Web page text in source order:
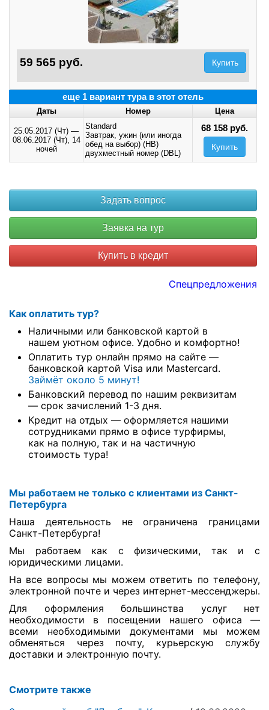
59 565 руб. Купить
еще 1 вариант тура в этот отель
Даты Номер Цена
25.05.2017 (Чт) —
08.06.2017 (Чт), 14
ночей
Standard
Завтрак, ужин (или иногда
обед на выбор) (HB)
двухместный номер (DBL)
68 158 руб.
Купить
Купить в кредит
Спецпредложения
Как оплатить тур?
Наличными или банковской картой в
нашем уютном офисе. Удобно и комфортно!
Оплатить тур онлайн прямо на сайте —
банковской картой Visa или Mastercard.
Займёт около 5 минут!
Банковский перевод по нашим реквизитам
— срок зачислений 1-3 дня.
Кредит на отдых — оформляется нашими
сотрудниками прямо в офисе турфирмы,
как на полную, так и на частичную
стоимость тура!
Мы работаем не только с клиентами из Санкт-
Петербурга
Наша деятельность не ограничена границами
Санкт-Петербурга!
Мы работаем как с физическими, так и с
юридическими лицами.
На все вопросы мы можем ответить по телефону,
электронной почте и через интернет-мессенджеры.
Для оформления большинства услуг нет
необходимости в посещении нашего офиса —
всеми необходимыми документами мы можем
обменяться через почту, курьерскую службу
доставки и электронную почту.
Смотрите также